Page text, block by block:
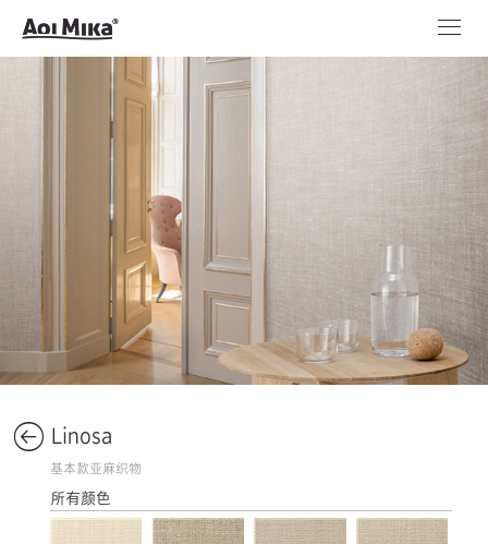
Linosa
基本款亚麻织物
所有颜色